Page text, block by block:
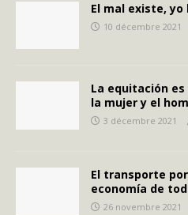
El mal existe, yo
10 décembre 2021
La equitación
la mujer y el
3 décembre 2021
El transporte
economía de
26 novembre 2021